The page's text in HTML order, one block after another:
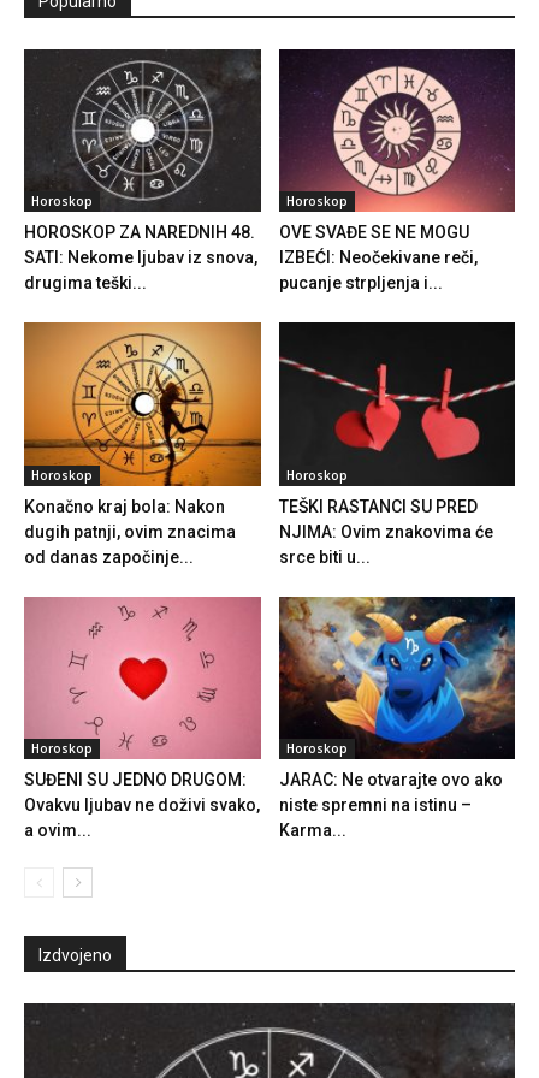
Horoskop
HOROSKOP ZA NAREDNIH 48.
SATI: Nekome ljubav iz snova,
drugima teški...
Horoskop
OVE SVAĐE SE NE MOGU
IZBEĆI: Neočekivane reči,
pucanje strpljenja i...
Horoskop
Konačno kraj bola: Nakon
dugih patnji, ovim znacima
od danas započinje...
Horoskop
TEŠKI RASTANCI SU PRED
NJIMA: Ovim znakovima će
srce biti u...
Horoskop
SUĐENI SU JEDNO DRUGOM:
Ovakvu ljubav ne doživi svako,
a ovim...
Horoskop
JARAC: Ne otvarajte ovo ako
niste spremni na istinu –
Karma...
Izdvojeno